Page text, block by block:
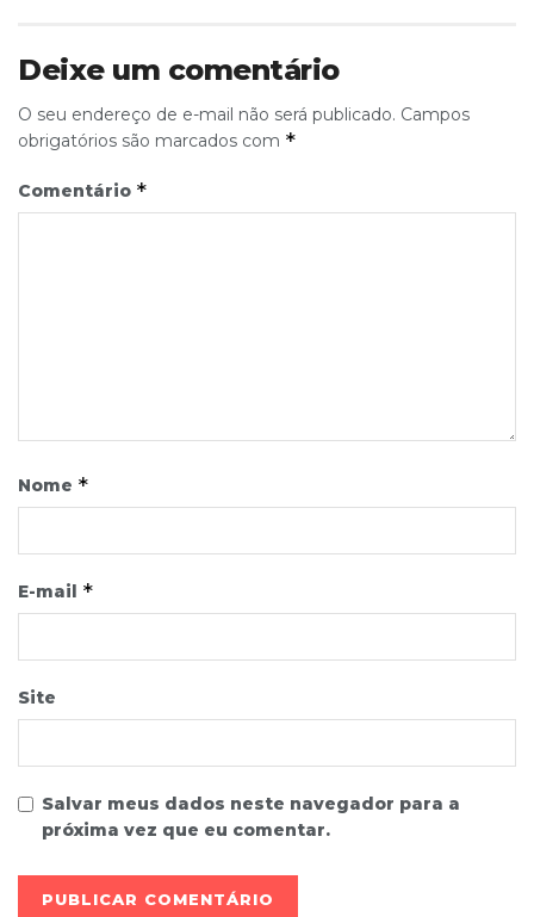
Deixe um comentário
O seu endereço de e-mail não será publicado. Campos
obrigatórios são marcados com *
Comentário *
Nome *
E-mail *
Site
Salvar meus dados neste navegador para a
próxima vez que eu comentar.